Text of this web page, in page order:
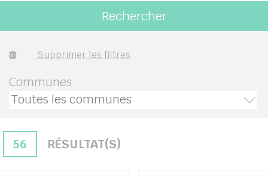
Rechercher
Supprimer les filtres
Communes
56 RÉSULTAT(S)